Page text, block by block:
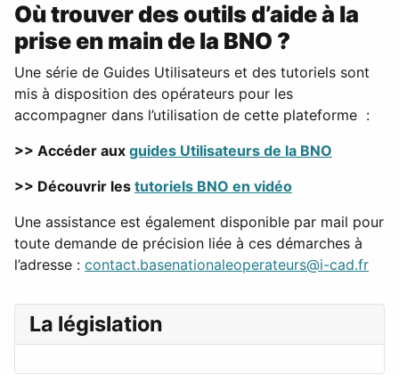
La législation
Où trouver des outils d’aide à la
prise en main de la BNO ?
Une série de Guides Utilisateurs et des tutoriels sont
mis à disposition des opérateurs pour les
accompagner dans l’utilisation de cette plateforme :
>> Accéder aux guides Utilisateurs de la BNO
>> Découvrir les tutoriels BNO en vidéo
Une assistance est également disponible par mail pour
toute demande de précision liée à ces démarches à
l’adresse : contact.basenationaleoperateurs@i-cad.fr